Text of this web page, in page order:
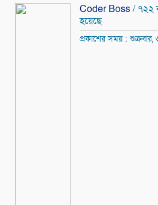
Coder Boss/ ৭২২
হয়েছে
প্রকাশের সময় :